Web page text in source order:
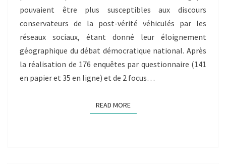
pouvaient être plus susceptibles aux discours
conservateurs de la post-vérité véhiculés par les
réseaux sociaux, étant donné leur éloignement
géographique du débat démocratique national. Après
la réalisation de 176 enquêtes par questionnaire (141
en papier et 35 en ligne) et de 2 focus…
READ MOREREAD MORE